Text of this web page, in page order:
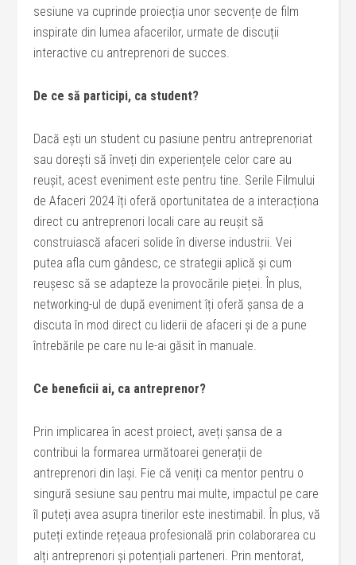
sesiune va cuprinde proiecția unor secvențe de film
inspirate din lumea afacerilor, urmate de discuții
interactive cu antreprenori de succes.
De ce să participi, ca student?
Dacă ești un student cu pasiune pentru antreprenoriat
sau dorești să înveți din experiențele celor care au
reușit, acest eveniment este pentru tine. Serile Filmului
de Afaceri 2024 îți oferă oportunitatea de a interacționa
direct cu antreprenori locali care au reușit să
construiască afaceri solide în diverse industrii. Vei
putea afla cum gândesc, ce strategii aplică și cum
reușesc să se adapteze la provocările pieței. În plus,
networking-ul de după eveniment îți oferă șansa de a
discuta în mod direct cu liderii de afaceri și de a pune
întrebările pe care nu le-ai găsit în manuale.
Ce beneficii ai, ca antreprenor?
Prin implicarea în acest proiect, aveți șansa de a
contribui la formarea următoarei generații de
antreprenori din Iași. Fie că veniți ca mentor pentru o
singură sesiune sau pentru mai multe, impactul pe care
îl puteți avea asupra tinerilor este inestimabil. În plus, vă
puteți extinde rețeaua profesională prin colaborarea cu
alți antreprenori și potențiali parteneri. Prin mentorat,